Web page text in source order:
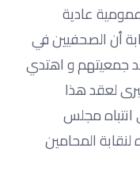
عادية
النقابة‏ أن الصحفيين‏ ‏في‏
‏جمعيتهم‏ ‏و‏ ‏اهتدي‏
‏لعقد‏ ‏هذا‏
‏انتباه‏ ‏مجلس‏
‏المحامين‏